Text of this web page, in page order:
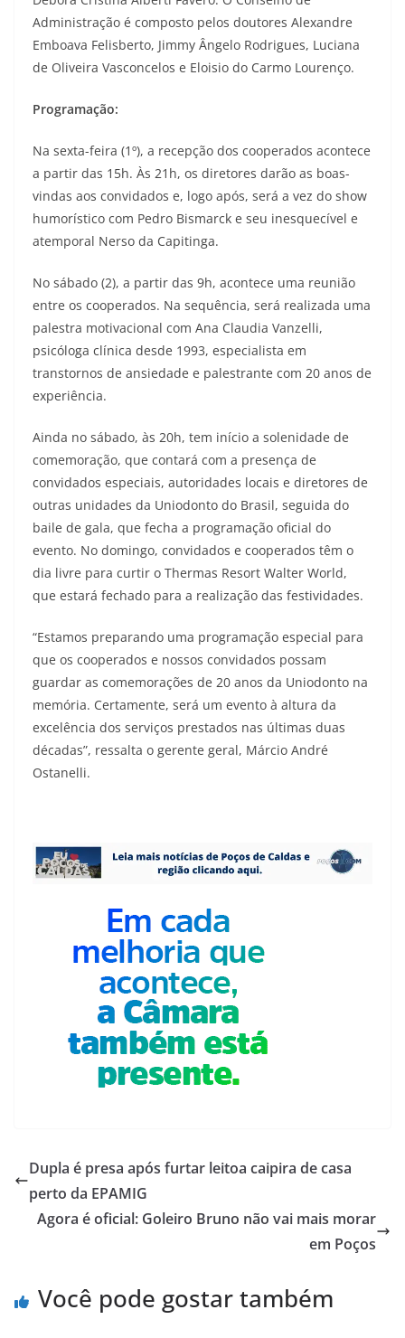
Administração é composto pelos doutores Alexandre
Emboava Felisberto, Jimmy Ângelo Rodrigues, Luciana
de Oliveira Vasconcelos e Eloisio do Carmo Lourenço.
Programação:
Na sexta-feira (1º), a recepção dos cooperados acontece
a partir das 15h. Às 21h, os diretores darão as boas-
vindas aos convidados e, logo após, será a vez do show
humorístico com Pedro Bismarck e seu inesquecível e
atemporal Nerso da Capitinga.
No sábado (2), a partir das 9h, acontece uma reunião
entre os cooperados. Na sequência, será realizada uma
palestra motivacional com Ana Claudia Vanzelli,
psicóloga clínica desde 1993, especialista em
transtornos de ansiedade e palestrante com 20 anos de
experiência.
Ainda no sábado, às 20h, tem início a solenidade de
comemoração, que contará com a presença de
convidados especiais, autoridades locais e diretores de
outras unidades da Uniodonto do Brasil, seguida do
baile de gala, que fecha a programação oficial do
evento. No domingo, convidados e cooperados têm o
dia livre para curtir o Thermas Resort Walter World,
que estará fechado para a realização das festividades.
“Estamos preparando uma programação especial para
que os cooperados e nossos convidados possam
guardar as comemorações de 20 anos da Uniodonto na
memória. Certamente, será um evento à altura da
excelência dos serviços prestados nas últimas duas
décadas”, ressalta o gerente geral, Márcio André
Ostanelli.
Dupla é presa após furtar leitoa caipira de casa
perto da EPAMIG
Agora é oficial: Goleiro Bruno não vai mais morar
em Poços
Você pode gostar também